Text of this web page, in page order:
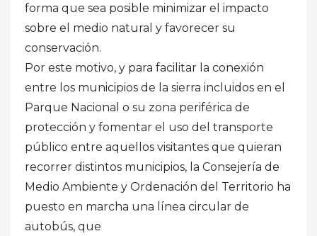
forma que sea posible minimizar el impacto
sobre el medio natural y favorecer su
conservación.
Por este motivo, y para facilitar la conexión
entre los municipios de la sierra incluidos en el
Parque Nacional o su zona periférica de
protección y fomentar el uso del transporte
público entre aquellos visitantes que quieran
recorrer distintos municipios, la Consejería de
Medio Ambiente y Ordenación del Territorio ha
puesto en marcha una línea circular de
autobús, que